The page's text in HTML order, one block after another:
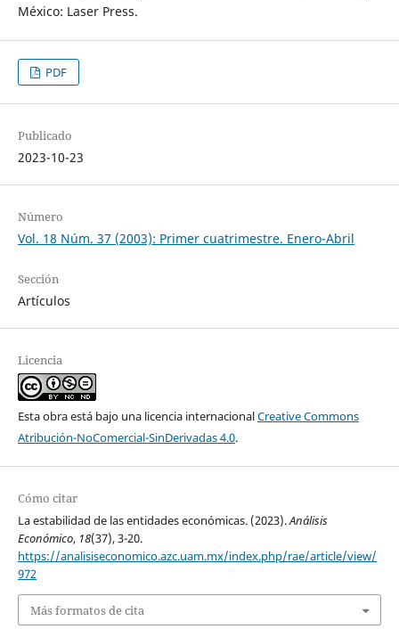
México: Laser Press.
PDF
Publicado
2023-10-23
Número
Vol. 18 Núm. 37 (2003): Primer cuatrimestre. Enero-Abril
Sección
Artículos
Licencia
Esta obra está bajo una licencia internacionalCreative Commons
Atribución-NoComercial-SinDerivadas 4.0.
Cómo citar
La estabilidad de las entidades económicas. (2023).Análisis
Económico, 18(37), 3-20.
https://analisiseconomico.azc.uam.mx/index.php/rae/article/view/
972
Más formatos de cita